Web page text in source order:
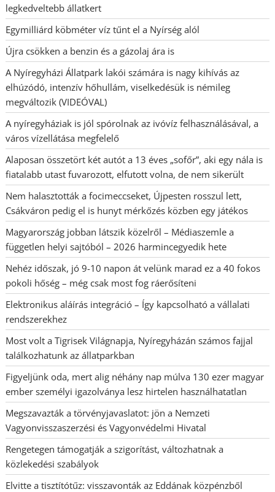
legkedveltebb állatkert
Egymilliárd köbméter víz tűnt el a Nyírség alól
Újra csökken a benzin és a gázolaj ára is
A Nyíregyházi Állatpark lakói számára is nagy kihívás az
elhúzódó, intenzív hőhullám, viselkedésük is némileg
megváltozik (VIDEÓVAL)
A nyíregyháziak is jól spórolnak az ivóvíz felhasználásával, a
város vízellátása megfelelő
Alaposan összetört két autót a 13 éves „sofőr”, aki egy nála is
fiatalabb utast fuvarozott, elfutott volna, de nem sikerült
Nem halasztották a focimeccseket, Újpesten rosszul lett,
Csákváron pedig el is hunyt mérkőzés közben egy játékos
Magyarország jobban látszik közelről – Médiaszemle a
független helyi sajtóból – 2026 harmincegyedik hete
Nehéz időszak, jó 9-10 napon át velünk marad ez a 40 fokos
pokoli hőség – még csak most fog ráerősíteni
Elektronikus aláírás integráció – Így kapcsolható a vállalati
rendszerekhez
Most volt a Tigrisek Világnapja, Nyíregyházán számos fajjal
találkozhatunk az állatparkban
Figyeljünk oda, mert alig néhány nap múlva 130 ezer magyar
ember személyi igazolványa lesz hirtelen használhatatlan
Megszavazták a törvényjavaslatot: jön a Nemzeti
Vagyonvisszaszerzési és Vagyonvédelmi Hivatal
Rengetegen támogatják a szigorítást, változhatnak a
közlekedési szabályok
Elvitte a tisztítótűz: visszavonták az Eddának közpénzből